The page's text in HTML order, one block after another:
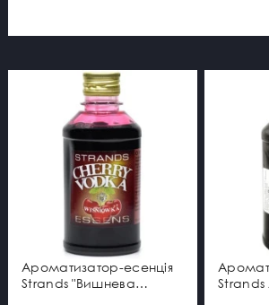
Ароматизатор-есенція
Strands "Вишнева